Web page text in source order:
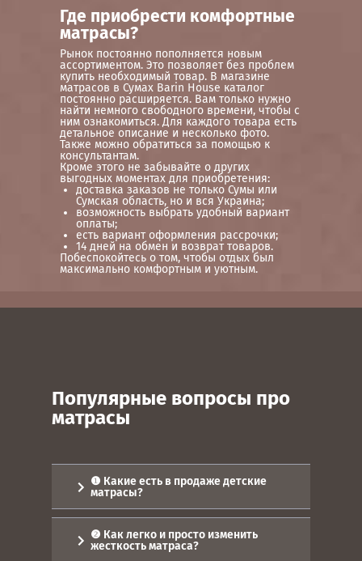
Где приобрести комфортные
матрасы?
Рынок постоянно пополняется новым
ассортиментом. Это позволяет без проблем
купить необходимый товар. В магазине
матрасов в Сумах Barin House каталог
постоянно расширяется. Вам только нужно
найти немного свободного времени, чтобы с
ним ознакомиться. Для каждого товара есть
детальное описание и несколько фото.
Также можно обратиться за помощью к
консультантам.
Кроме этого не забывайте о других
выгодных моментах для приобретения:
доставка заказов не только Сумы или
Сумская область, но и вся Украина;
возможность выбрать удобный вариант
оплаты;
есть вариант оформления рассрочки;
14 дней на обмен и возврат товаров.
Побеспокойтесь о том, чтобы отдых был
максимально комфортным и уютным.
Популярные вопросы про
матрасы
❶ Какие есть в продаже детские
матрасы?
Сон для детей очень важен и
поэтому нужно приобрести
качественный матрас. Многие
родители специально приобретают
❷ Как легко и просто изменить
жесткость матраса?